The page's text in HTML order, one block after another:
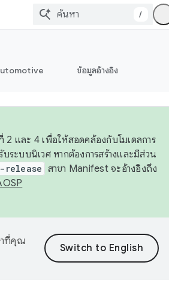
/
ข้อมูลอ้างอิง
2 และ 4 เพื่อให้สอดคล้องกับโมเดลการ
ะบบนิเวศ หากต้องการสร้างและมีส่วน
สาขา Manifest จะอ้างอิงถึง
าที่คุณ